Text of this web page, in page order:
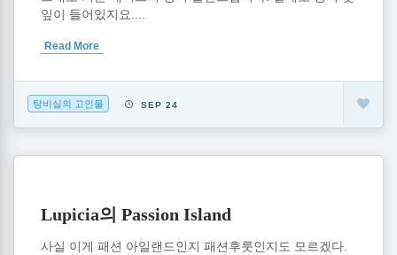
잎이 들어있지요....
Read More
탕비실의 고인물 SEP 24
Lupicia의 Passion Island
사실 이게 패션 아일랜드인지 패션후룻인지도 모르겠다.